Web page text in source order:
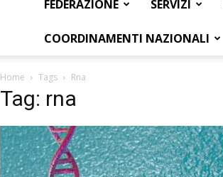
FEDERAZIONE SERVIZI
COORDINAMENTI NAZIONALI
Home Tags Rna
Tag: rna